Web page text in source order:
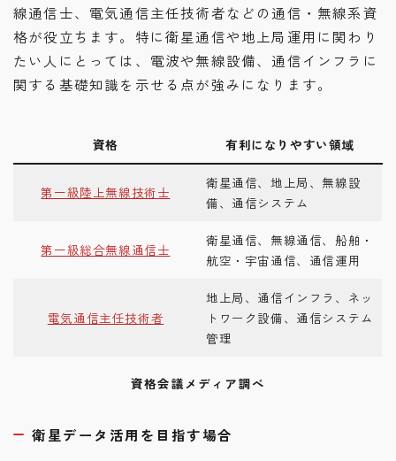
線通信士、電気通信主任技術者などの通信・無線系資
格が役立ちます。特に衛星通信や地上局運用に関わり
たい人にとっては、電波や無線設備、通信インフラに
関する基礎知識を示せる点が強みになります。
資格 有利になりやすい領域
第一級陸上無線技術士
衛星通信、地上局、無線設
備、通信システム
第一級総合無線通信士
衛星通信、無線通信、船舶・
航空・宇宙通信、通信運用
電気通信主任技術者
地上局、通信インフラ、ネッ
トワーク設備、通信システム
管理
資格会議メディア調べ
衛星データ活用を目指す場合